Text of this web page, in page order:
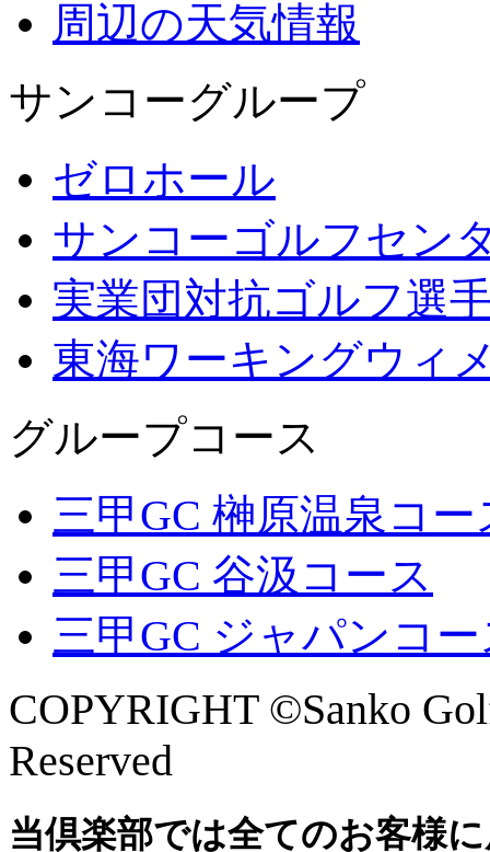
周辺の天気情報
サンコーグループ
ゼロホール
サンコーゴルフセン
実業団対抗ゴルフ選
東海ワーキングウィ
グループコース
三甲GC 榊原温泉コー
三甲GC 谷汲コース
三甲GC ジャパンコ
COPYRIGHT ©Sanko
Reserved
当倶楽部では全てのお客様